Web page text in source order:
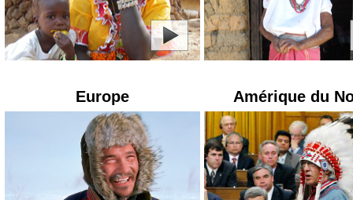
Europe Amérique du